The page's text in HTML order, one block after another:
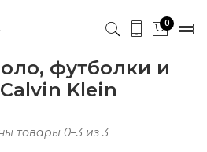
0
футболки и
Klein
товары 0–3 из 3